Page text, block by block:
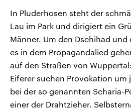
In Pluderhosen steht der
Lau im Park und dirigiert ein
Männer. Um den Dschihad
es in dem Propagandalied
auf den Straßen von
Eiferer suchen Provokation um
bei der so genannten Scharia-
einer der Drahtzieher.